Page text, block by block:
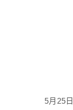
5月25